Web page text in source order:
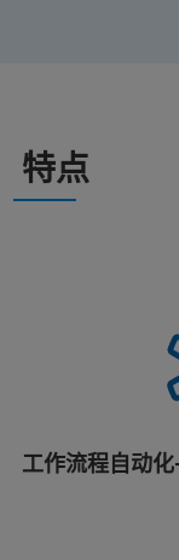
特点
工作流程自动